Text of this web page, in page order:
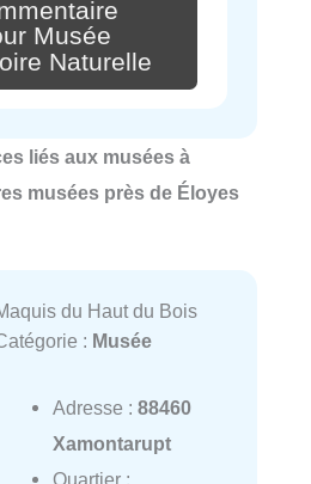
Musée
Naturelle
liés aux musées à
musées près de Éloyes
du Haut du Bois
: Musée
Adresse : 88460
Xamontarupt
Quartier :